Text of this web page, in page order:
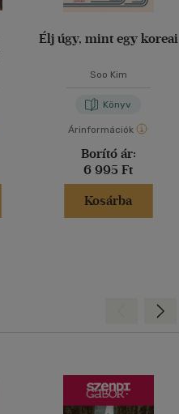
Élj úgy, mint egy koreai
Soo Kim
Könyv
Árinformációk
Borító ár:
6 995 Ft
Kosárba
Előre